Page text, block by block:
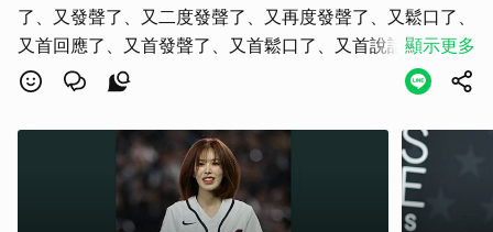
了、又發聲了、又二度發聲了、又再度發聲了、又鬆口了、
又首回應了、又首發聲了、又首鬆口了、又首說話了、又出
手了、又出事了、又曝光了、又全跪了、又全認了、又全怒
了、又全說了、又全暈了、又心疼了 、又崩潰了、又淚揭
了、又驚呆了、又親揭了、又怒揭了、又超狂了、又自爆
了、又嚇傻了、又嚇呆了、又傻眼了、又淚訴了、又淚崩
了、又淚吐了、又淚灑了、又看哭了、又掉淚了、又暴動
了、又震怒了、又怒飆了、又震驚了、又震撼了、又嗨翻
顯示更多